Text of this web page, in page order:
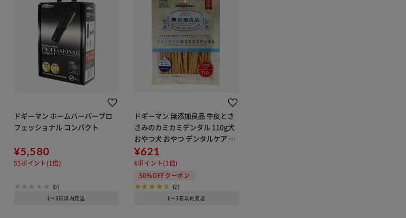
ドギーマン ホームバーバープロ
フェッショナル コンパクト
¥5,580
55ポイント(1倍)
(0)
1～3日以内発送
ドギーマン 無添加良品 牛皮とさ
さみのカミカミデンタル 110g犬
おやつ犬 おやつ デンタルケア 歯
磨き ガム
¥621
6ポイント(1倍)
50%OFFクーポン
(2)
1～3日以内発送